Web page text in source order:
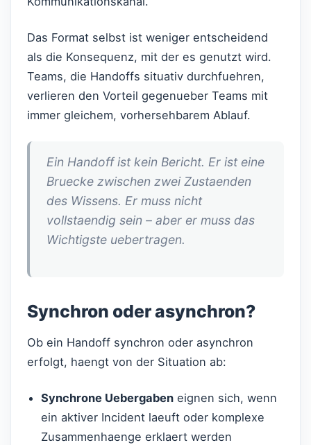
Das Format selbst ist weniger entscheidend
als die Konsequenz, mit der es genutzt wird.
Teams, die Handoffs situativ durchfuehren,
verlieren den Vorteil gegenueber Teams mit
immer gleichem, vorhersehbarem Ablauf.
Ein Handoff ist kein Bericht. Er ist eine
Bruecke zwischen zwei Zustaenden
des Wissens. Er muss nicht
vollstaendig sein – aber er muss das
Wichtigste uebertragen.
Synchron oder asynchron?
Ob ein Handoff synchron oder asynchron
erfolgt, haengt von der Situation ab:
Synchrone Uebergaben eignen sich, wenn
ein aktiver Incident laeuft oder komplexe
Zusammenhaenge erklaert werden